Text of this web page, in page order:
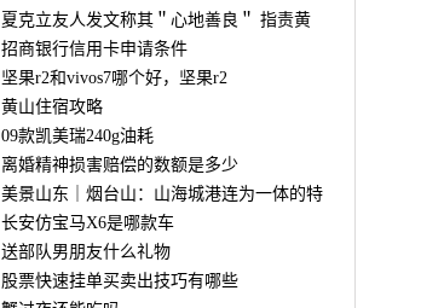
夏克立友人发文称其＂心地善良＂ 指责黄
招商银行信用卡申请条件
坚果r2和vivos7哪个好，坚果r2
黄山住宿攻略
09款凯美瑞240g油耗
离婚精神损害赔偿的数额是多少
美景山东｜烟台山：山海城港连为一体的特
长安仿宝马X6是哪款车
送部队男朋友什么礼物
股票快速挂单买卖出技巧有哪些